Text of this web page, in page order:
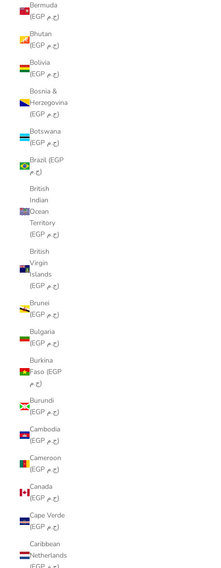
Bermuda
(EGP ج.م)
Bhutan
(EGP ج.م)
Bolivia
(EGP ج.م)
Bosnia &
Herzegovina
(EGP ج.م)
Botswana
(EGP ج.م)
Brazil (EGP
ج.م)
British
Indian
Ocean
Territory
(EGP ج.م)
British
Virgin
Islands
(EGP ج.م)
Brunei
(EGP ج.م)
Bulgaria
(EGP ج.م)
Burkina
Faso (EGP
ج.م)
Burundi
(EGP ج.م)
Cambodia
(EGP ج.م)
Cameroon
(EGP ج.م)
Canada
(EGP ج.م)
Cape Verde
(EGP ج.م)
Caribbean
Netherlands